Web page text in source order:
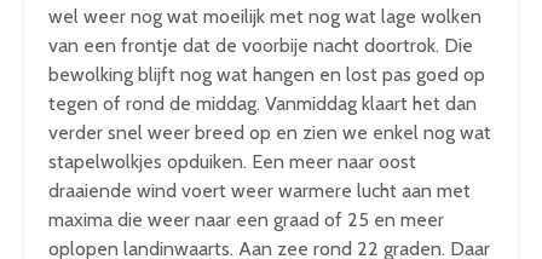
wel weer nog wat moeilijk met nog wat lage wolken
van een frontje dat de voorbije nacht doortrok. Die
bewolking blijft nog wat hangen en lost pas goed op
tegen of rond de middag. Vanmiddag klaart het dan
verder snel weer breed op en zien we enkel nog wat
stapelwolkjes opduiken. Een meer naar oost
draaiende wind voert weer warmere lucht aan met
maxima die weer naar een graad of 25 en meer
oplopen landinwaarts. Aan zee rond 22 graden. Daar